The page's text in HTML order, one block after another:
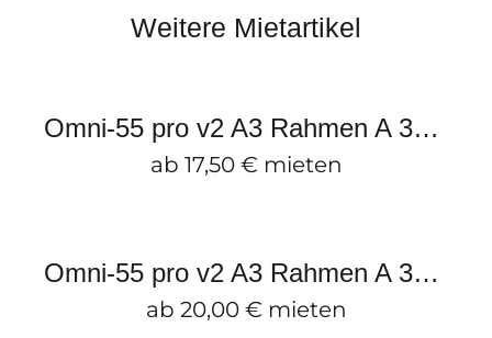
Weitere Mietartikel
Omni-55 pro v2 A3 Rahmen A
DETAILS
Omni-55 pro v2 A3 Rahmen A 372×2480
ab 17,50 € mieten
Omni-55 pro v2 A3 Rahmen A
DETAILS
Omni-55 pro v2 A3 Rahmen A 372×992
ab 20,00 € mieten
Omni-55 pro v2 A3 Rahmen A